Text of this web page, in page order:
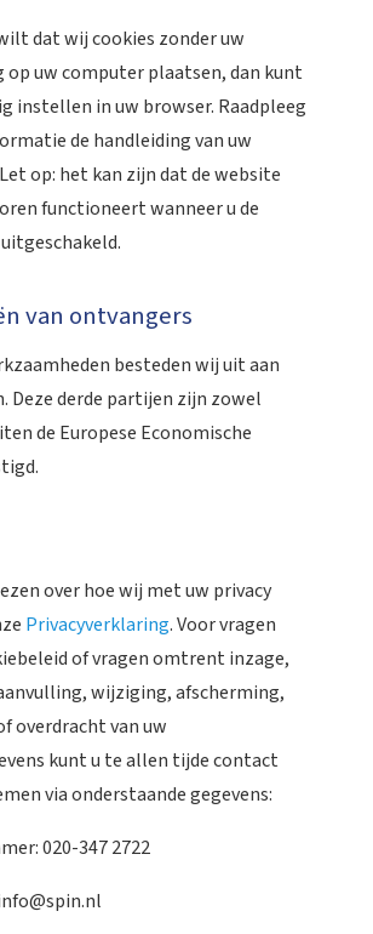
dat wij cookies zonder uw
uw computer plaatsen, dan kunt
instellen in uw browser. Raadpleeg
de handleiding van uw
op: het kan zijn dat de website
functioneert wanneer u de
van ontvangers
besteden wij uit aan
Deze derde partijen zijn zowel
de Europese Economische
over hoe wij met uw privacy
Privacyverklaring. Voor vragen
of vragen omtrent inzage,
wijziging, afscherming,
overdracht van uw
kunt u te allen tijde contact
via onderstaande gegevens:
020-347 2722